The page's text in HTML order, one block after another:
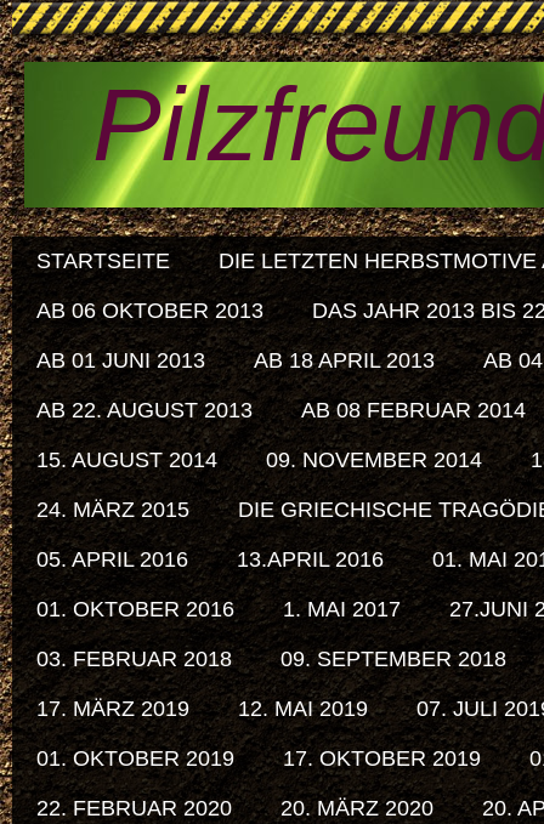
STARTSEITE DIE LETZTEN HERBSTMOTIVE
AB 06 OKTOBER 2013 DAS JAHR 2013 BIS
AB 01 JUNI 2013 AB 18 APRIL 2013 AB
AB 22. AUGUST 2013 AB 08 FEBRUAR 2014
15. AUGUST 2014 09. NOVEMBER 2014
24. MÄRZ 2015 DIE GRIECHISCHE
05. APRIL 2016 13.APRIL 2016 01. MAI
01. OKTOBER 2016 1. MAI 2017 27.JUNI
03. FEBRUAR 2018 09. SEPTEMBER 2018
17. MÄRZ 2019 12. MAI 2019 07. JULI
01. OKTOBER 2019 17. OKTOBER 2019
22. FEBRUAR 2020 20. MÄRZ 2020 20.